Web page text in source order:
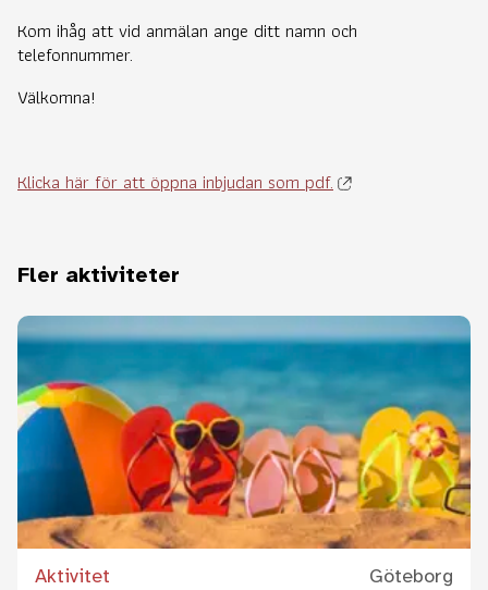
Kom ihåg att vid anmälan ange ditt namn och
telefonnummer.
Välkomna!
Klicka här för att öppna inbjudan som pdf.
Fler aktiviteter
Aktivitet Göteborg